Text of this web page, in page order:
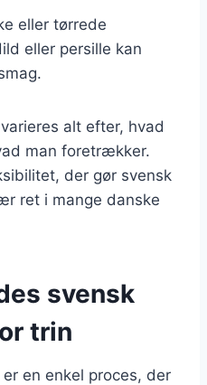
eller tørrede
eller persille kan
alt efter, hvad
man foretrækker.
der gør svensk
ret i mange danske
svensk
trin
en enkel proces, der